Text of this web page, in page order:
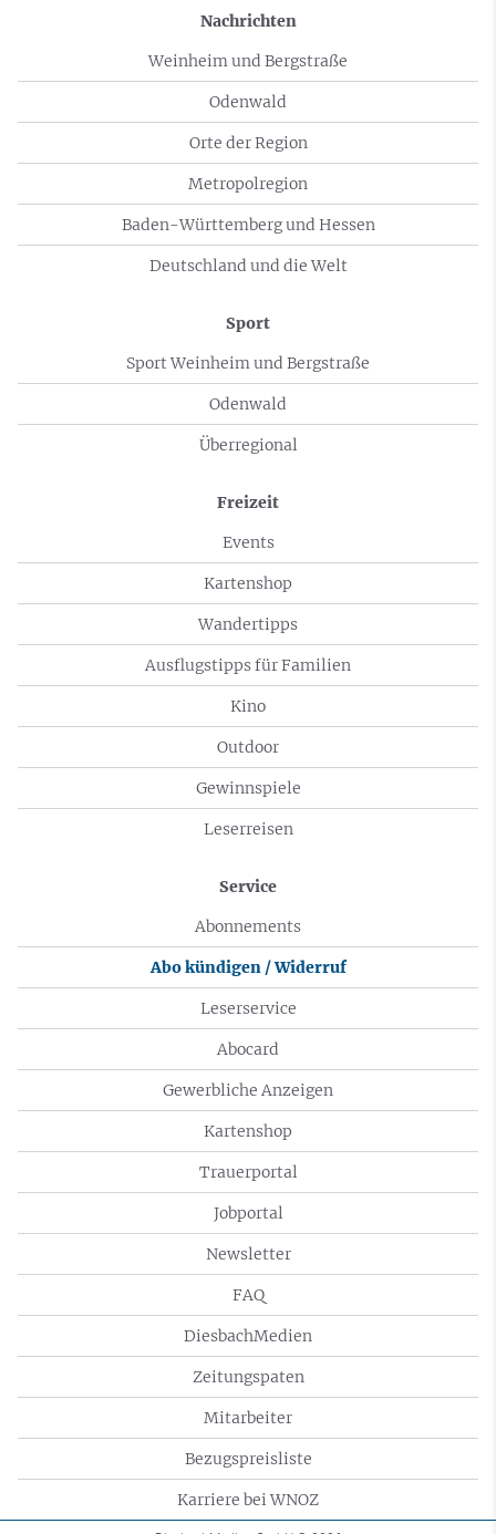
Nachrichten
Weinheim und Bergstraße
Odenwald
Orte der Region
Metropolregion
Baden-Württemberg und Hessen
Deutschland und die Welt
Sport
Sport Weinheim und Bergstraße
Odenwald
Überregional
Freizeit
Events
Kartenshop
Wandertipps
Ausflugstipps für Familien
Kino
Outdoor
Gewinnspiele
Leserreisen
Service
Abonnements
Abo kündigen / Widerruf
Leserservice
Abocard
Gewerbliche Anzeigen
Kartenshop
Trauerportal
Jobportal
Newsletter
FAQ
DiesbachMedien
Zeitungspaten
Mitarbeiter
Bezugspreisliste
Karriere bei WNOZ